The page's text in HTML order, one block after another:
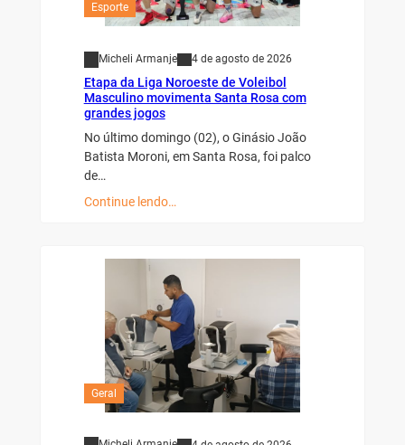
Esporte
Micheli Armanje 4 de agosto de 2026
Etapa da Liga Noroeste de Voleibol
Masculino movimenta Santa Rosa com
grandes jogos
No último domingo (02), o Ginásio João
Batista Moroni, em Santa Rosa, foi palco
de…
Continue lendo…
Geral